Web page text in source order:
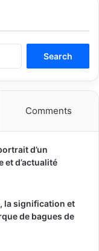
Comments
d’un
et d’actualité
la signification et
de bagues de